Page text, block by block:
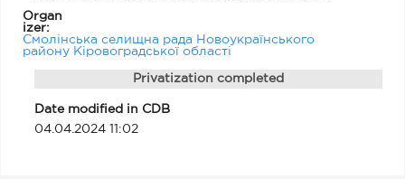
Organ
izer:
Смолінська селищна рада Новоукраїнського
району Кіровоградської області
Privatization completed
Date modified in CDB
04.04.2024 11:02